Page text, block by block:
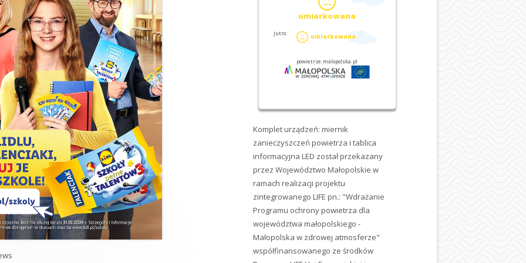
Komplet urządzeń: miernik
zanieczyszczeń powietrza i tablica
informacyjna LED został przekazany
przez Województwo Małopolskie w
ramach realizacji projektu
zintegrowanego LIFE pn.: "Wdrażanie
Programu ochrony powietrza dla
województwa małopolskiego -
Małopolska w zdrowej atmosferze"
współfinansowanego ze środków